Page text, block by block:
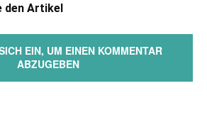
den Artikel
EIN, UM EINEN KOMMENTAR
ABZUGEBEN